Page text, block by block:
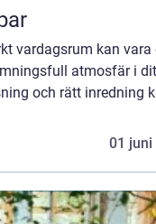
vardagsrum kan vara
atmosfär i
och rätt inredning
01 juni